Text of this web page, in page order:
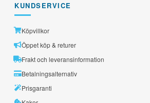
KUNDSERVICE
Köpvillkor
Öppet köp & returer
Frakt och leveransinformation
Betalningsalternativ
Prisgaranti